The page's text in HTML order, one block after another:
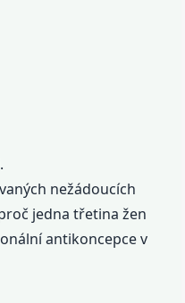
nežádoucích
jedna třetina žen
antikoncepce v